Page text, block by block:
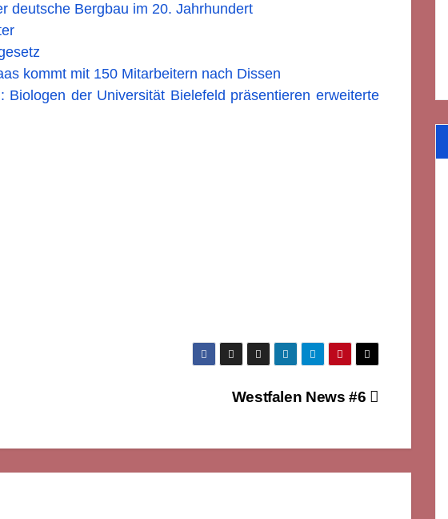
deutsche Bergbau im 20. Jahrhundert
kommt mit 150 Mitarbeitern nach Dissen
der Universität Bielefeld präsentieren erweiterte
Westfalen News #6